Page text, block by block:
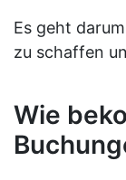
Es geht
zu schaffen
Wie